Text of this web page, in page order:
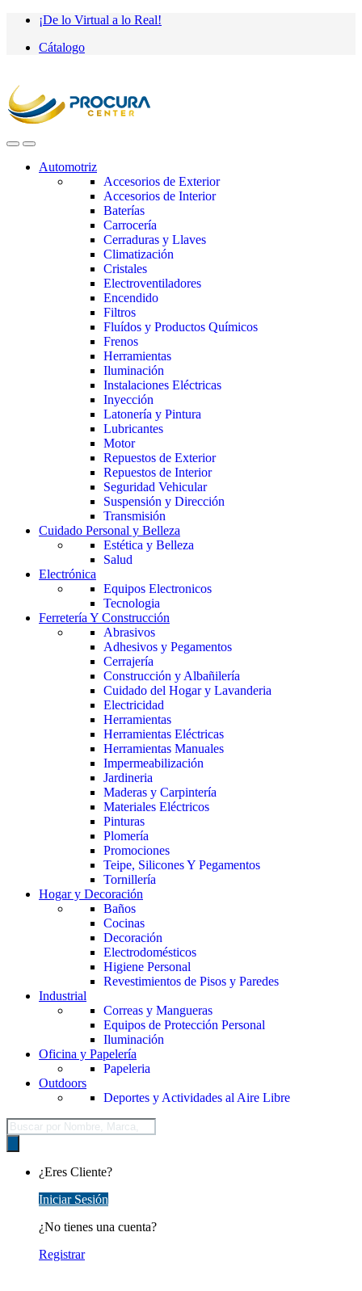
Saltar
navegación
saltar
contenido
¡De lo Virtual a lo Real!
Cátalogo
Automotriz
Accesorios de Exterior
Accesorios de Interior
Baterías
Carrocería
Cerraduras y Llaves
Climatización
Cristales
Electroventiladores
Encendido
Filtros
Fluídos y Productos Químicos
Frenos
Herramientas
Iluminación
Instalaciones Eléctricas
Inyección
Latonería y Pintura
Lubricantes
Motor
Repuestos de Exterior
Repuestos de Interior
Seguridad Vehicular
Suspensión y Dirección
Transmisión
Cuidado Personal y Belleza
Estética y Belleza
Salud
Electrónica
Equipos Electronicos
Tecnologia
Ferretería Y Construcción
Abrasivos
Adhesivos y Pegamentos
Cerrajería
Construcción y Albañilería
Cuidado del Hogar y Lavanderia
Electricidad
Herramientas
Herramientas Eléctricas
Herramientas Manuales
Impermeabilización
Jardineria
Maderas y Carpintería
Materiales Eléctricos
Pinturas
Plomería
Promociones
Teipe, Silicones Y Pegamentos
Tornillería
Hogar y Decoración
Baños
Cocinas
Decoración
Electrodomésticos
Higiene Personal
Revestimientos de Pisos y Paredes
Industrial
Correas y Mangueras
Equipos de Protección Personal
Iluminación
Oficina y Papelería
Papeleria
Outdoors
Deportes y Actividades al Aire Libre
Búsqueda
de
productos
¿Eres Cliente?
Iniciar Sesión
¿No tienes una cuenta?
Registrar